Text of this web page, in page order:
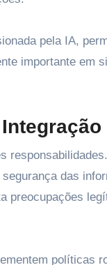
pela IA,
importante em
das
preocupações
políticas